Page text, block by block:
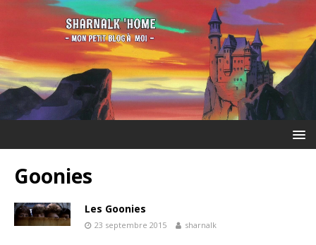
Goonies
Les Goonies
23 septembre 2015 sharnalk